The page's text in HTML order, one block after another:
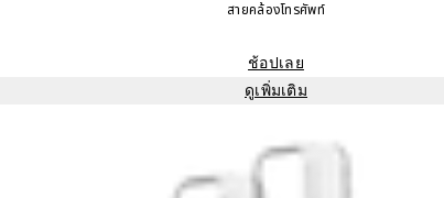
สายคล้องโทรศัพท์
ช้อปเลย
ดูเพิ่มเติม